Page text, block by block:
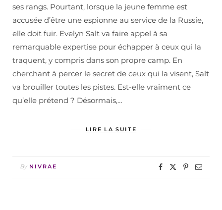
ses rangs. Pourtant, lorsque la jeune femme est
accusée d’être une espionne au service de la Russie,
elle doit fuir. Evelyn Salt va faire appel à sa
remarquable expertise pour échapper à ceux qui la
traquent, y compris dans son propre camp. En
cherchant à percer le secret de ceux qui la visent, Salt
va brouiller toutes les pistes. Est-elle vraiment ce
qu’elle prétend ? Désormais,…
LIRE LA SUITE
By NIVRAE